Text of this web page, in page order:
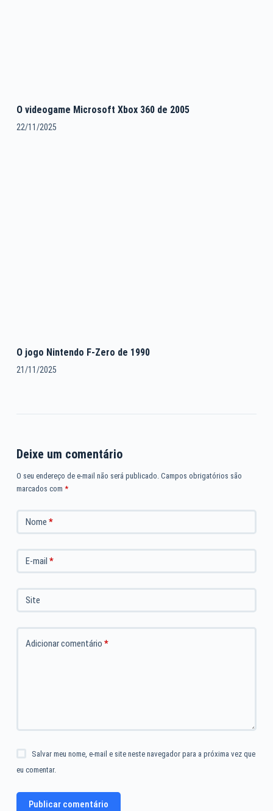
O videogame Microsoft Xbox 360 de 2005
22/11/2025
O jogo Nintendo F-Zero de 1990
21/11/2025
Deixe um comentário
O seu endereço de e-mail não será publicado. Campos obrigatórios são
marcados com *
Nome *
E-mail *
Site
Adicionar comentário *
Salvar meu nome, e-mail e site neste navegador para a próxima vez que
eu comentar.
Publicar comentário